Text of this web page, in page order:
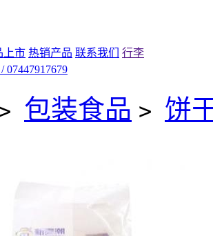
上市 热销产品 联系我们
行李
07447917679
包装食品 > 饼